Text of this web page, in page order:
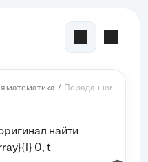
математика По заданному
найти
0, t